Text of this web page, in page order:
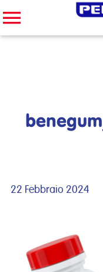
Cerca nel sito
22 Febbraio 2024